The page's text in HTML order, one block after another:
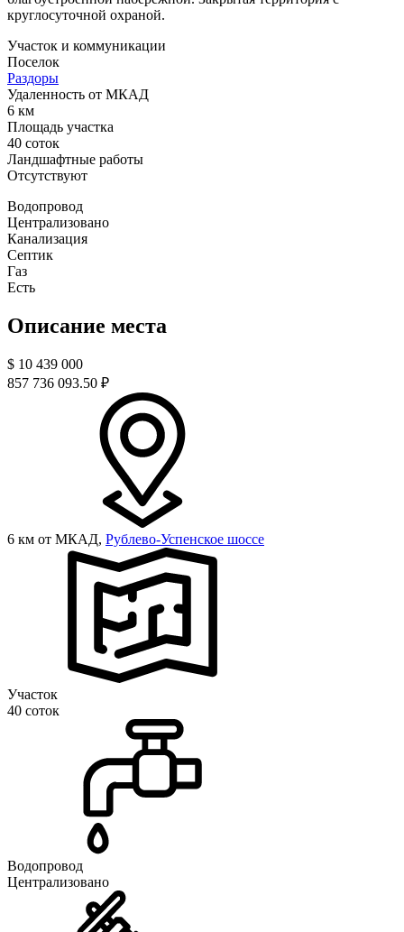
круглосуточной охраной.
Участок и коммуникации
Поселок
Раздоры
Удаленность от МКАД
6 км
Площадь участка
40 соток
Ландшафтные работы
Отсутствуют
Водопровод
Централизовано
Канализация
Септик
Газ
Есть
Описание места
$ 10 439 000
857 736 093.50 ₽
6 км от МКАД, Рублево-Успенское шоссе
Участок
40 соток
Водопровод
Централизовано